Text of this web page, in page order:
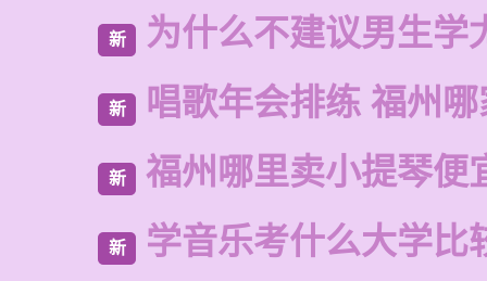
新 为什么不建议男生学
新 唱歌年会排练 福州
新 福州哪里卖小提琴便
新 学音乐考什么大学比